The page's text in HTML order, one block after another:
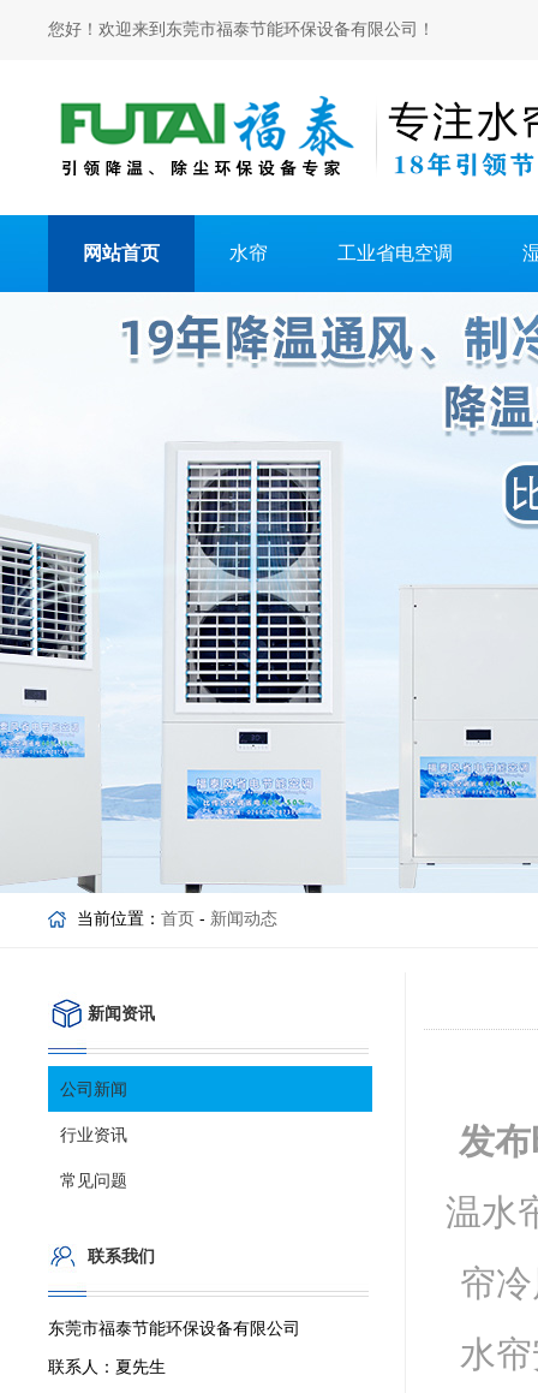
您好！欢迎来到东莞市福泰节能环保设备有限公司！
网站首页 水帘 工业省电空调
当前位置： 首页 - 新闻动态
发
温水
帘
水
新闻资讯
公司新闻
行业资讯
常见问题
联系我们
东莞市福泰节能环保设备有限公司
联系人：夏先生